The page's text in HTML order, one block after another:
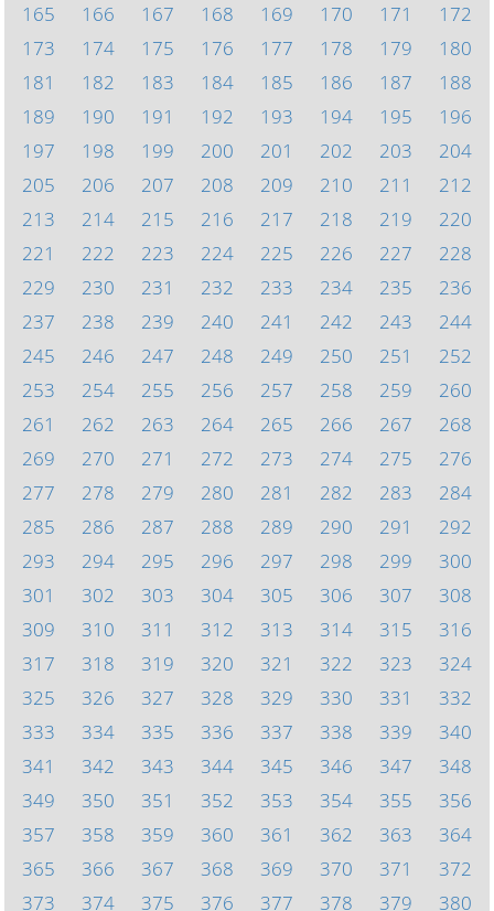
165
166 167 168 169 170 171
172
173
174 175 176 177 178 179
180
181
182 183 184 185 186 187
188
189
190 191 192 193 194 195
196
197
198 199 200 201 202 203
204
205
206 207 208 209 210 211
212
213
214 215 216 217 218 219
220
221
222 223 224 225 226 227
228
229
230 231 232 233 234 235
236
237
238 239 240 241 242 243
244
245
246 247 248 249 250 251
252
253
254 255 256 257 258 259
260
261
262 263 264 265 266 267
268
269
270 271 272 273 274 275
276
277
278 279 280 281 282 283
284
285
286 287 288 289 290 291
292
293
294 295 296 297 298 299
300
301
302 303 304 305 306 307
308
309
310 311 312 313 314 315
316
317
318 319 320 321 322 323
324
325
326 327 328 329 330 331
332
333
334 335 336 337 338 339
340
341
342 343 344 345 346 347
348
349
350 351 352 353 354 355
356
357
358 359 360 361 362 363
364
365
366 367 368 369 370 371
372
373
374 375 376 377 378 379 380